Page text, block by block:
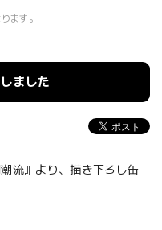
ます。
ました
流』より、描き下ろし缶